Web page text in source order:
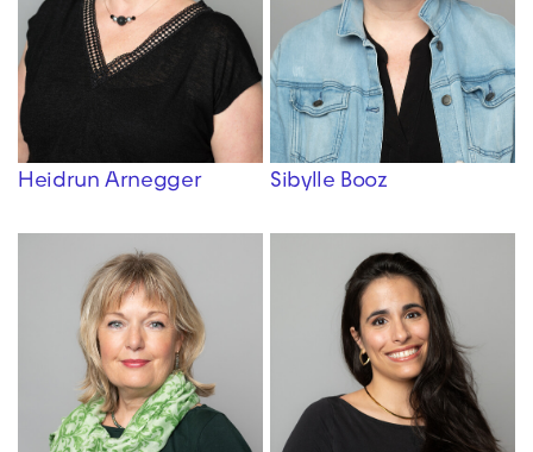
Heidrun Arnegger Sibylle Booz